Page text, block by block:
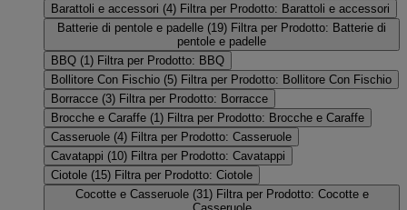
Barattoli e accessori (4) Filtra per Prodotto: Barattoli e accessori
Batterie di pentole e padelle (19) Filtra per Prodotto: Batterie di
pentole e padelle
BBQ (1) Filtra per Prodotto: BBQ
Bollitore Con Fischio (5) Filtra per Prodotto: Bollitore Con Fischio
Borracce (3) Filtra per Prodotto: Borracce
Brocche e Caraffe (1) Filtra per Prodotto: Brocche e Caraffe
Casseruole (4) Filtra per Prodotto: Casseruole
Cavatappi (10) Filtra per Prodotto: Cavatappi
Ciotole (15) Filtra per Prodotto: Ciotole
Cocotte e Casseruole (31) Filtra per Prodotto: Cocotte e